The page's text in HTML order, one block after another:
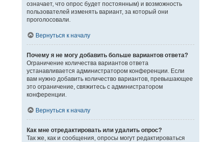
означает, что опрос будет постоянным) и возможность
пользователей изменять вариант, за который они
проголосовали.
Вернуться к началу
Почему я не могу добавить больше вариантов ответа?
Ограничение количества вариантов ответа
устанавливается администратором конференции. Если
вам нужно добавить количество вариантов, превышающее
это ограничение, свяжитесь с администратором
конференции.
Вернуться к началу
Как мне отредактировать или удалить опрос?
Так же, как и сообщения, опросы могут редактироваться